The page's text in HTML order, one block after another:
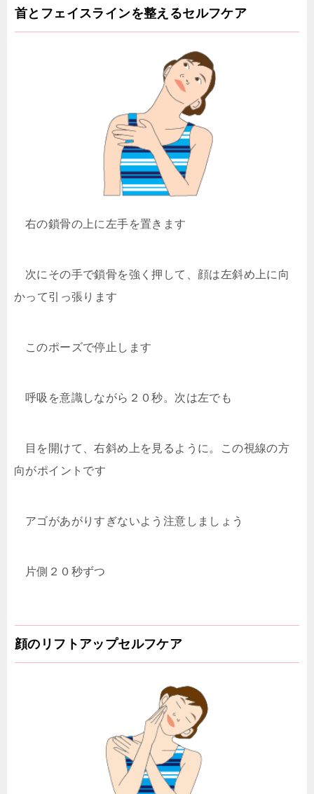
首とフェイスラインを整えるセルフケア
右の鎖骨の上に左手を置きます
次にその手で鎖骨を強く押して、顔は左斜め上に向
かって引っ張ります
このポーズで停止します
呼吸を意識しながら２０秒。次は左でも
目を開けて、右斜め上を見るように。この視線の方
向がポイントです
アゴがあがりすぎないよう注意しましょう
片側２０秒ずつ
顔のリフトアップセルフケア